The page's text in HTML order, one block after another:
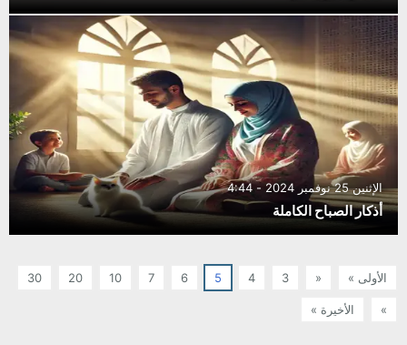
الإثنين 25 نوفمبر 2024 - 4:44
أذكار الصباح الكاملة
الأولى » «
3
4
5
6
7
10
20
30
» الأخيرة »